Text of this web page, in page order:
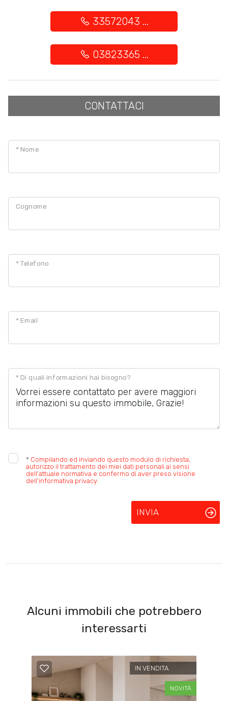
33572043 ...
03823365 ...
CONTATTACI
* Nome
Cognome
* Telefono
* Email
* Di quali informazioni hai bisogno?
* Compilando ed inviando questo modulo di richiesta,
autorizzo il trattamento dei miei dati personali ai sensi
dell'attuale normativa e confermo di aver preso visione
dell'informativa privacy.
INVIA
Alcuni immobili che potrebbero
interessarti
IN VENDITA
NOVITÀ